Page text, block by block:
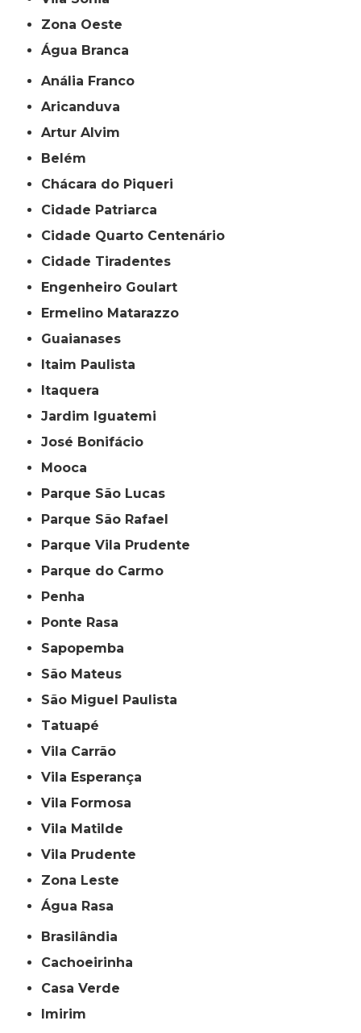
Zona Oeste
Água Branca
Anália Franco
Aricanduva
Artur Alvim
Belém
Chácara do Piqueri
Cidade Patriarca
Cidade Quarto Centenário
Cidade Tiradentes
Engenheiro Goulart
Ermelino Matarazzo
Guaianases
Itaim Paulista
Itaquera
Jardim Iguatemi
José Bonifácio
Mooca
Parque São Lucas
Parque São Rafael
Parque Vila Prudente
Parque do Carmo
Penha
Ponte Rasa
Sapopemba
São Mateus
São Miguel Paulista
Tatuapé
Vila Carrão
Vila Esperança
Vila Formosa
Vila Matilde
Vila Prudente
Zona Leste
Água Rasa
Brasilândia
Cachoeirinha
Casa Verde
Imirim